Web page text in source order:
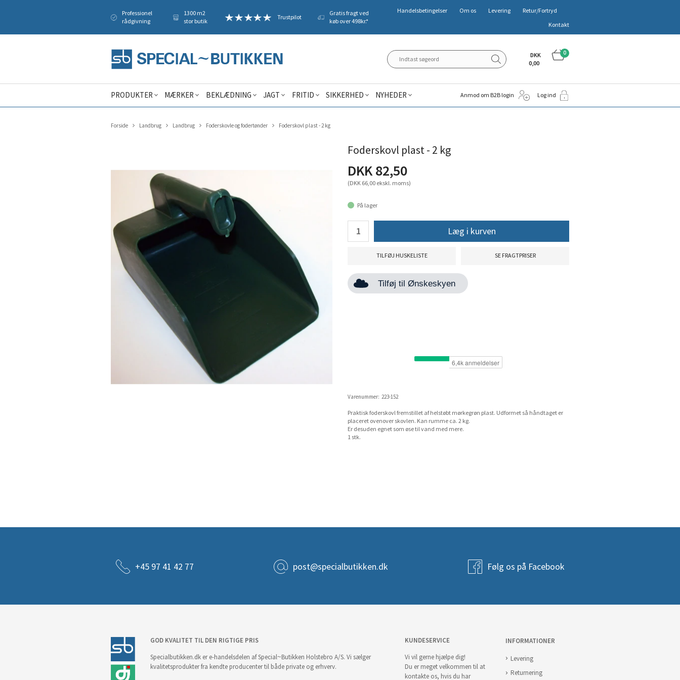
Professionel
rådgivning
1300 m2
stor butik
Trustpilot
Gratis fragt ved
køb over 498kr.*
Handelsbetingelser Om os Levering
Retur/Fortryd
Kontakt
0
DKK
0,00
PRODUKTER MÆRKER BEKLÆDNING JAGT FRITID SIKKERHED NYHEDER Anmod om B2B login Log ind
Forside Landbrug Landbrug Foderskovle og fodertønder Foderskovl plast - 2 kg
Foderskovl plast - 2 kg
DKK 82,50
(DKK 66,00 ekskl. moms)
På lager
Læg i kurven
TILFØJ HUSKELISTE SE FRAGTPRISER
Tilføj til Ønskeskyen
Varenummer: 223-152
Praktisk foderskovl fremstillet af helstøbt mørkegrøn plast. Udformet så håndtaget er
placeret ovenover skovlen. Kan rumme ca. 2 kg.
Er desuden egnet som øse til vand med mere.
1 stk.
+45 97 41 42 77 post@specialbutikken.dk Følg os på Facebook
GOD KVALITET TIL DEN RIGTIGE PRIS
Specialbutikken.dk er e-handelsdelen af Special~Butikken Holstebro A/S. Vi sælger
kvalitetsprodukter fra kendte producenter til både private og erhverv.
KUNDESERVICE
Vi vil gerne hjælpe dig!
Du er meget velkommen til at
kontakte os, hvis du har
INFORMATIONER
Levering
Returnering